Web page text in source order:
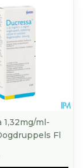
1,32mg/ml-
Fl